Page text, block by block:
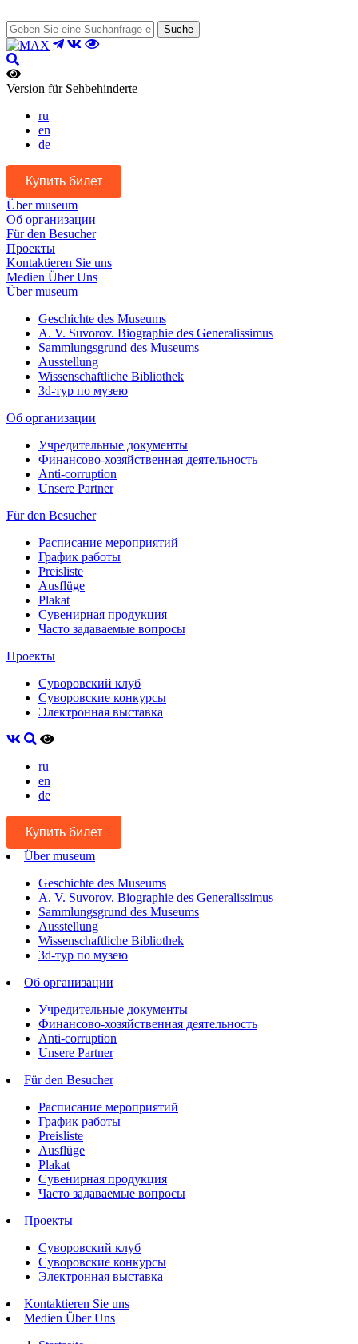
Suche
Version für Sehbehinderte
ru
en
de
Купить билет
Über museum
Об организации
Für den Besucher
Проекты
Kontaktieren Sie uns
Medien Über Uns
Über museum
Geschichte des Museums
A. V. Suvorov. Biographie des Generalissimus
Sammlungsgrund des Museums
Ausstellung
Wissenschaftliche Bibliothek
3d-тур по музею
Об организации
Учредительные документы
Финансово-хозяйственная деятельность
Anti-corruption
Unsere Partner
Für den Besucher
Расписание мероприятий
График работы
Preisliste
Ausflüge
Plakat
Сувенирная продукция
Часто задаваемые вопросы
Проекты
Суворовский клуб
Суворовские конкурсы
Электронная выставка
ru
en
de
Купить билет
Über museum
Geschichte des Museums
A. V. Suvorov. Biographie des Generalissimus
Sammlungsgrund des Museums
Ausstellung
Wissenschaftliche Bibliothek
3d-тур по музею
Об организации
Учредительные документы
Финансово-хозяйственная деятельность
Anti-corruption
Unsere Partner
Für den Besucher
Расписание мероприятий
График работы
Preisliste
Ausflüge
Plakat
Сувенирная продукция
Часто задаваемые вопросы
Проекты
Суворовский клуб
Суворовские конкурсы
Электронная выставка
Kontaktieren Sie uns
Medien Über Uns